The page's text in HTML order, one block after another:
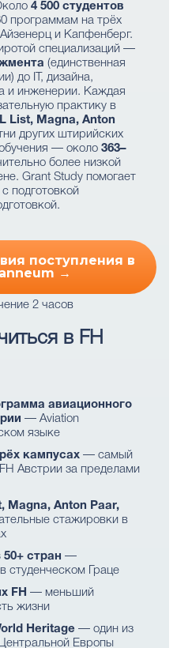
4 500 студентов
программам на трёх
и Капфенберг.
специализаций —
(единственная
до IT, дизайна,
и инженерии. Каждая
практику в
List, Magna, Anton
других штирийских
— около 363–
более низкой
Grant Study помогает
подготовкой
поступления в
→
2 часов
в FH
авиационного
— Aviation
языке
кампусах — самый
Австрии за пределами
Magna, Anton Paar,
стажировки в
50+ стран —
студенческом Граце
FH — меньший
жизни
Heritage — один из
Европы